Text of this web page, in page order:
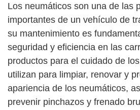
Los neumáticos son una de las
importantes de un vehículo de
su mantenimiento es
seguridad y eficiencia en las
productos para el cuidado de
utilizan para limpiar, renovar y
apariencia de los neumáticos,
prevenir pinchazos y frenado